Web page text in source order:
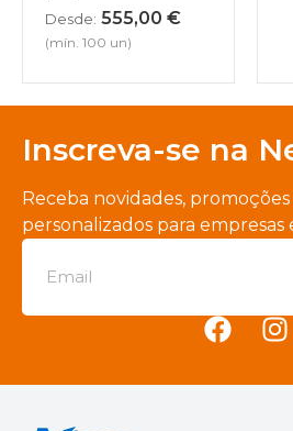
Desde: 555,00 €
(mín. 100 un)
Inscreva-se na
Receba novidades,
personalizados para empresas